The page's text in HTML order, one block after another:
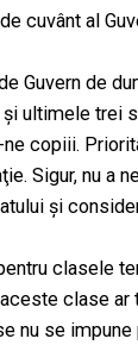
cuvânt al
Guvern de
ultimele trei
copiii.
Sigur, nu a
şi
clasele
clase
nu se